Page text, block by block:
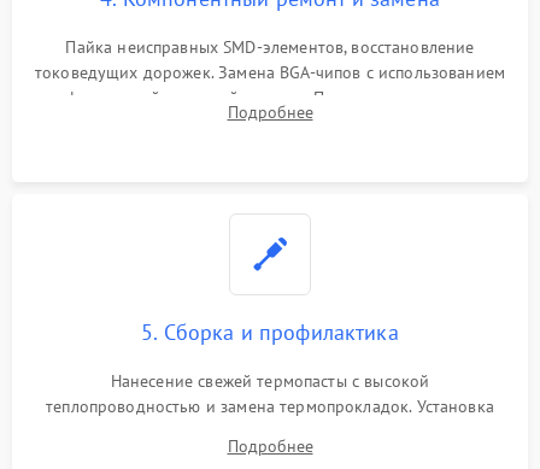
Пайка неисправных SMD-элементов, восстановление
токоведущих дорожек. Замена BGA-чипов с использованием
инфракрасной паяльной станции. Прошивка микросхемы
BIOS или замена поврежденных портов USB
Подробнее
5. Сборка и профилактика
Нанесение свежей термопасты с высокой
теплопроводностью и замена термопрокладок. Установка
шлейфов, модулей памяти и накопителей. Предварительная
Подробнее